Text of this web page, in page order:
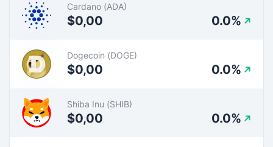
Cardano (ADA)
$0,00 0.0%
Dogecoin (DOGE)
$0,00 0.0%
Shiba Inu (SHIB)
$0,00 0.0%